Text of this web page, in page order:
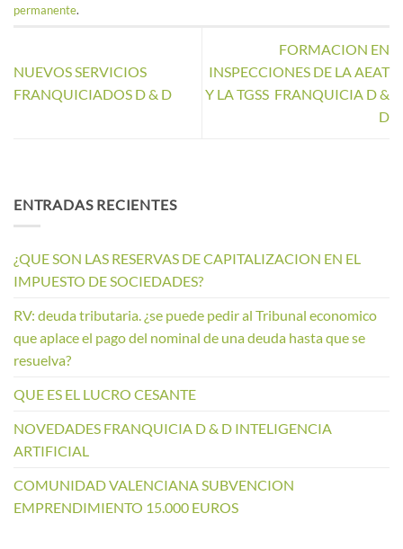
permanente.
NUEVOS SERVICIOS
FRANQUICIADOS D & D
FORMACION EN
INSPECCIONES DE LA AEAT
Y LA TGSS FRANQUICIA D &
D
ENTRADAS RECIENTES
¿QUE SON LAS RESERVAS DE CAPITALIZACION EN EL
IMPUESTO DE SOCIEDADES?
RV: deuda tributaria. ¿se puede pedir al Tribunal economico
que aplace el pago del nominal de una deuda hasta que se
resuelva?
QUE ES EL LUCRO CESANTE
NOVEDADES FRANQUICIA D & D INTELIGENCIA
ARTIFICIAL
COMUNIDAD VALENCIANA SUBVENCION
EMPRENDIMIENTO 15.000 EUROS